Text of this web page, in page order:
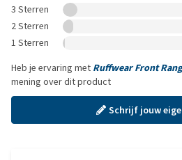
3 Sterren
2 Sterren
1 Sterren
Heb je ervaring met Ruffwear Front
mening over dit product
Schrijf jouw